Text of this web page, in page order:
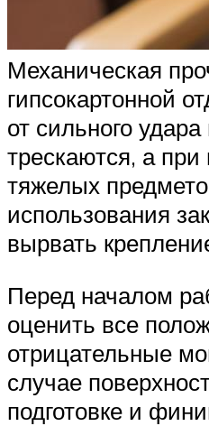
Механическая
гипсокартонной
от сильного
трескаются, а
тяжелых
использования
вырвать
Перед началом
оценить все
отрицательные
случае
подготовке и